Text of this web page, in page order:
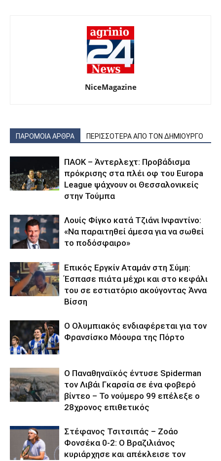
NiceMagazine
ΠΑΡΟΜΟΙΑ ΑΡΘΡΑ ΠΕΡΙΣΣΟΤΕΡΑ ΑΠΟ ΤΟΝ ΔΗΜΙΟΥΡΓΟ
ΠΑΟΚ – Άντερλεχτ: Προβάδισμα
πρόκρισης στα πλέι οφ του Europa
League ψάχνουν οι Θεσσαλονικείς
στην Τούμπα
Λουίς Φίγκο κατά Τζιάνι Ινφαντίνο:
«Να παραιτηθεί άμεσα για να σωθεί
το ποδόσφαιρο»
Επικός Εργκίν Αταμάν στη Σύμη:
Έσπασε πιάτα μέχρι και στο κεφάλι
του σε εστιατόριο ακούγοντας Άννα
Βίσση
Ο Ολυμπιακός ενδιαφέρεται για τον
Φρανσίσκο Μόουρα της Πόρτο
Ο Παναθηναϊκός έντυσε Spiderman
τον Λιβάι Γκαρσία σε ένα φοβερό
βίντεο – Το νούμερο 99 επέλεξε ο
28χρονος επιθετικός
Στέφανος Τσιτσιπάς – Ζοάο
Φονσέκα 0-2: Ο Βραζιλιάνος
κυριάρχησε και απέκλεισε τον